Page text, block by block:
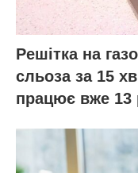
Решітка на
сльоза за 15
працює вже 13